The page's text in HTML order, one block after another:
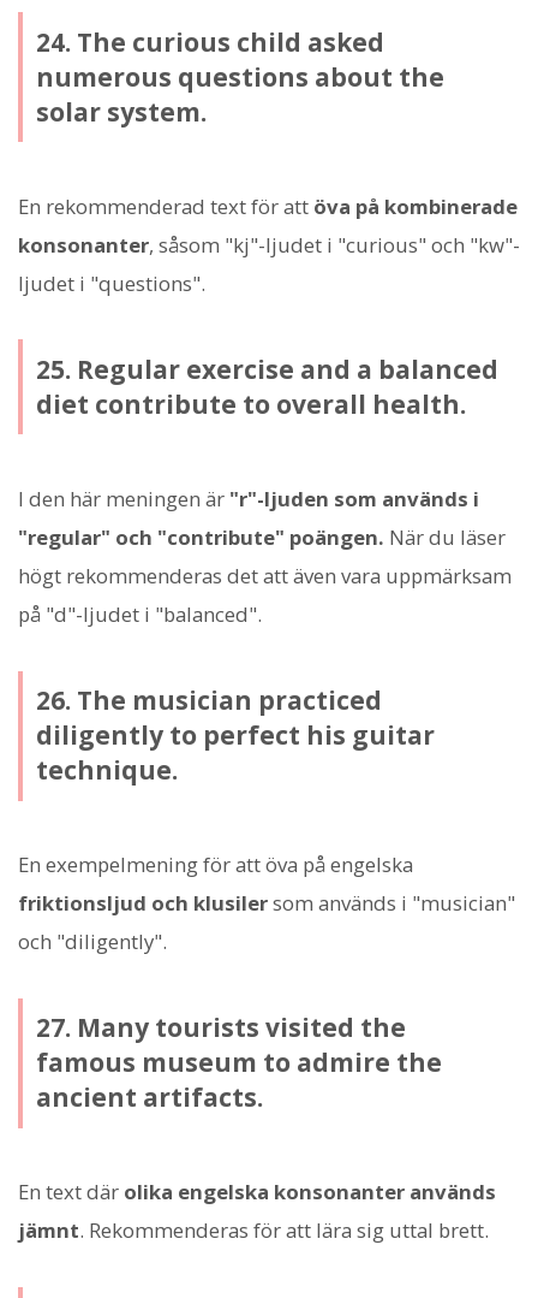
24. The curious child asked
numerous questions about the
solar system.
En rekommenderad text för att öva på kombinerade
konsonanter, såsom "kj"-ljudet i "curious" och "kw"-
ljudet i "questions".
25. Regular exercise and a balanced
diet contribute to overall health.
I den här meningen är "r"-ljuden som används i
"regular" och "contribute" poängen. När du läser
högt rekommenderas det att även vara uppmärksam
på "d"-ljudet i "balanced".
26. The musician practiced
diligently to perfect his guitar
technique.
En exempelmening för att öva på engelska
friktionsljud och klusilersom används i "musician"
och "diligently".
27. Many tourists visited the
famous museum to admire the
ancient artifacts.
En text där olika engelska konsonanter används
jämnt. Rekommenderas för att lära sig uttal brett.